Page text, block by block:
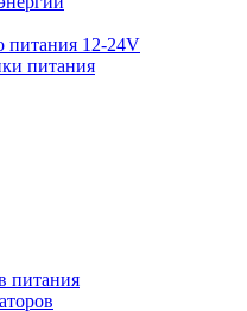
питания 12-24V
питания
питания